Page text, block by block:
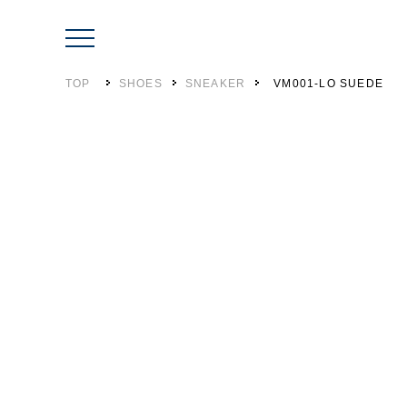
TOP SHOES SNEAKER VM001-LO SUEDE